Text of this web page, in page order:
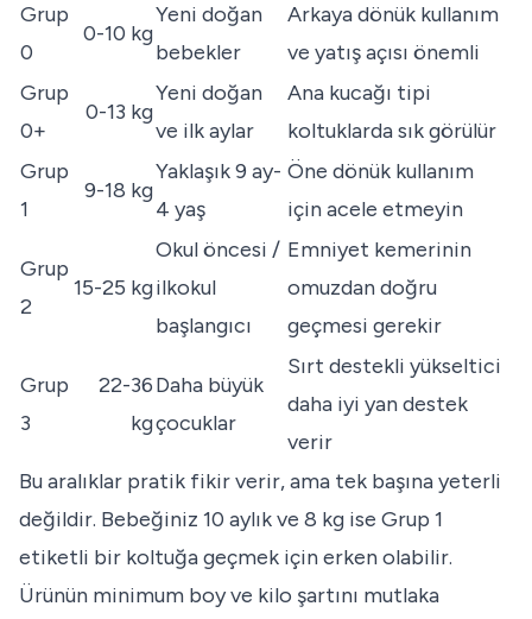
Grup
0
0-10 kg
Yeni doğan
bebekler
Arkaya dönük kullanım
ve yatış açısı önemli
Grup
0+
0-13 kg
Yeni doğan
ve ilk aylar
Ana kucağı tipi
koltuklarda sık görülür
Grup
1
9-18 kg
Yaklaşık 9 ay-
4 yaş
Öne dönük kullanım
için acele etmeyin
Grup
2
15-25 kg
Okul öncesi /
ilkokul
başlangıcı
Emniyet kemerinin
omuzdan doğru
geçmesi gerekir
Grup
3
22-36
kg
Daha büyük
çocuklar
Sırt destekli yükseltici
daha iyi yan destek
verir
Bu aralıklar pratik fikir verir, ama tek başına yeterli
değildir. Bebeğiniz 10 aylık ve 8 kg ise Grup 1
etiketli bir koltuğa geçmek için erken olabilir.
Ürünün minimum boy ve kilo şartını mutlaka